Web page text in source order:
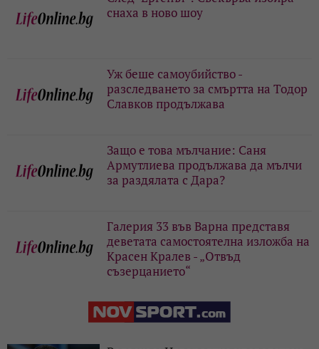
снаха в ново шоу
Уж беше самоубийство -
разследването за смъртта на Тодор
Славков продължава
Защо е това мълчание: Саня
Армутлиева продължава да мълчи
за раздялата с Дара?
Галерия 33 във Варна представя
деветата самостоятелна изложба на
Красен Кралев - „Отвъд
съзерцанието“